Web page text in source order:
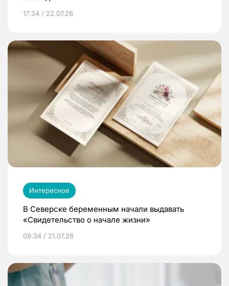
17:34 / 22.07.26
Интересное
В Северске беременным начали выдавать
«Свидетельство о начале жизни»
09:34 / 21.07.26